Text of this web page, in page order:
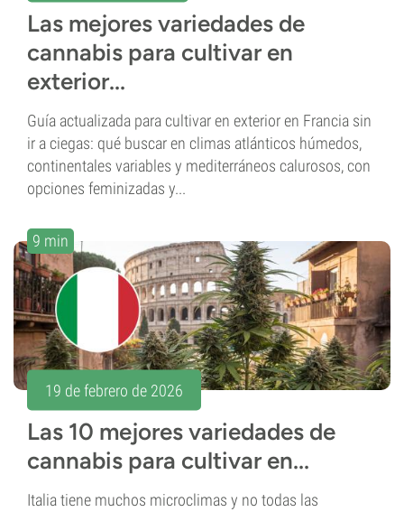
Las mejores variedades de
cannabis para cultivar en
exterior...
Guía actualizada para cultivar en exterior en Francia sin
ir a ciegas: qué buscar en climas atlánticos húmedos,
continentales variables y mediterráneos calurosos, con
opciones feminizadas y...
9 min
19 de febrero de 2026
Las 10 mejores variedades de
cannabis para cultivar en...
Italia tiene muchos microclimas y no todas las